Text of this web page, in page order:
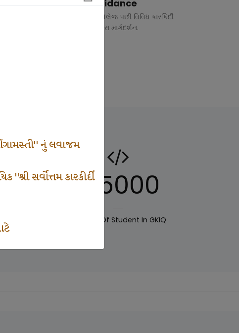
નું લવાજમ
સર્વોત્તમ કારકીર્દી
Vocational Guidance
ધોરણ 10 અને 12 તથા કોલેજ પછી વિવિધ કારકિર્દી
અંગે રૂબરુ તથા ફોન દ્વારા માર્ગદર્શન.
125000
Number Of Student In GKIQ